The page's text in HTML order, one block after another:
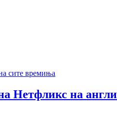
Нетфликс на